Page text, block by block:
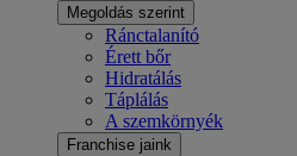
Megoldás szerint
Ránctalanító
Érett bőr
Hidratálás
Táplálás
A szemkörnyék
Franchise jaink